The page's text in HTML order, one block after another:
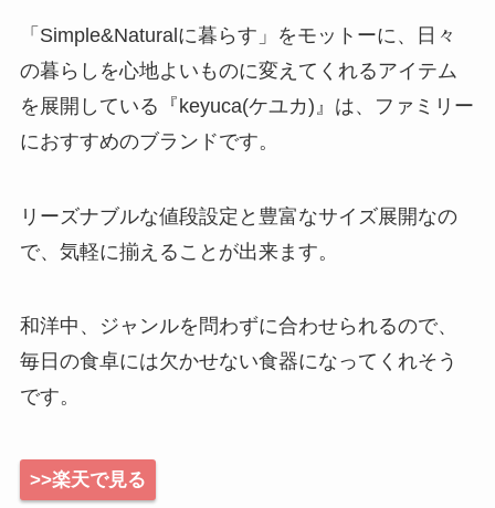
「Simple&Naturalに暮らす」をモットーに、日々
の暮らしを心地よいものに変えてくれるアイテム
を展開している『keyuca(ケユカ)』は、ファミリー
におすすめのブランドです。
リーズナブルな値段設定と豊富なサイズ展開なの
で、気軽に揃えることが出来ます。
和洋中、ジャンルを問わずに合わせられるので、
毎日の食卓には欠かせない食器になってくれそう
です。
>>楽天で見る